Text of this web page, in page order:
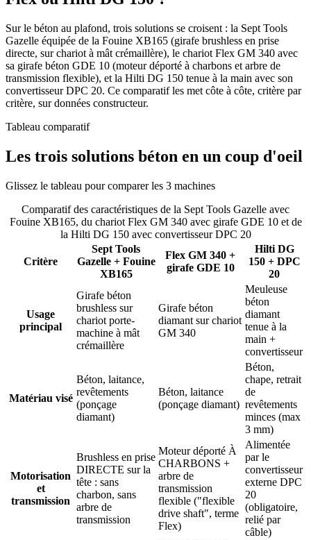
Sur le béton au plafond, trois solutions se croisent : la Sept Tools
Gazelle équipée de la Fouine XB165 (girafe brushless en prise
directe, sur chariot à mât crémaillère), le chariot Flex GM 340 avec
sa girafe béton GDE 10 (moteur déporté à charbons et arbre de
transmission flexible), et la Hilti DG 150 tenue à la main avec son
convertisseur DPC 20. Ce comparatif les met côte à côte, critère par
critère, sur données constructeur.
Tableau comparatif
Les trois solutions béton en un coup d'oeil
Glissez le tableau pour comparer les 3 machines
Comparatif des caractéristiques de la Sept Tools Gazelle avec
Fouine XB165, du chariot Flex GM 340 avec girafe GDE 10 et de
la Hilti DG 150 avec convertisseur DPC 20
Critère
Sept Tools
Gazelle + Fouine
XB165
Flex GM 340 +
girafe GDE 10
Hilti DG
150 + DPC
20
Usage
principal
Girafe béton
brushless sur
chariot porte-
machine à mât
crémaillère
Girafe béton
diamant sur chariot
GM 340
Meuleuse
béton
diamant
tenue à la
main +
convertisseur
Matériau visé
Béton, laitance,
revêtements
(ponçage
diamant)
Béton, laitance
(ponçage diamant)
Béton,
chape, retrait
de
revêtements
minces (max
3 mm)
Motorisation
et
transmission
Brushless en prise
DIRECTE sur la
tête : sans
charbon, sans
arbre de
transmission
Moteur déporté À
CHARBONS +
arbre de
transmission
flexible ("flexible
drive shaft", terme
Flex)
Alimentée
par le
convertisseur
externe DPC
20
(obligatoire,
relié par
câble)